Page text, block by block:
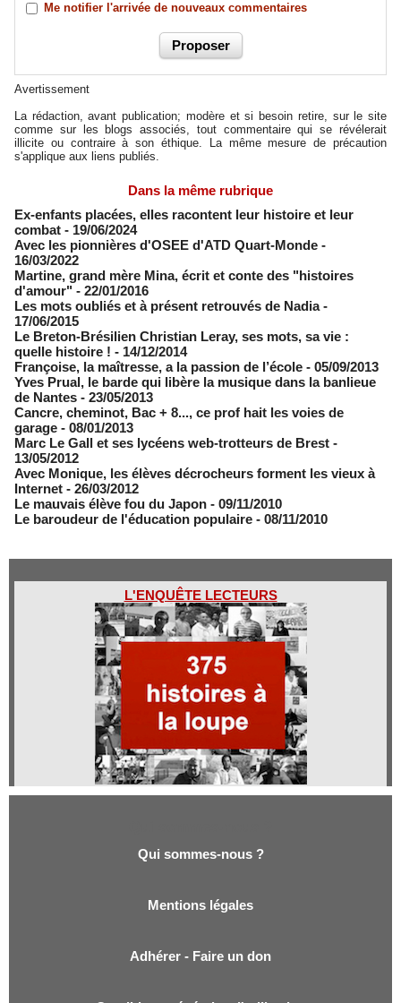
Me notifier l'arrivée de nouveaux commentaires
Avertissement
La rédaction, avant publication; modère et si besoin retire, sur le site
comme sur les blogs associés, tout commentaire qui se révélerait
illicite ou contraire à son éthique. La même mesure de précaution
s'applique aux liens publiés.
Dans la même rubrique
Ex-enfants placées, elles racontent leur histoire et leur
combat - 19/06/2024
Avec les pionnières d'OSEE d'ATD Quart-Monde -
16/03/2022
Martine, grand mère Mina, écrit et conte des "histoires
d'amour" - 22/01/2016
Les mots oubliés et à présent retrouvés de Nadia -
17/06/2015
Le Breton-Brésilien Christian Leray, ses mots, sa vie :
quelle histoire ! - 14/12/2014
Françoise, la maîtresse, a la passion de l’école - 05/09/2013
Yves Prual, le barde qui libère la musique dans la banlieue
de Nantes - 23/05/2013
Cancre, cheminot, Bac + 8..., ce prof hait les voies de
garage - 08/01/2013
Marc Le Gall et ses lycéens web-trotteurs de Brest -
13/05/2012
Avec Monique, les élèves décrocheurs forment les vieux à
Internet - 26/03/2012
Le mauvais élève fou du Japon - 09/11/2010
Le baroudeur de l'éducation populaire - 08/11/2010
L'ENQUÊTE LECTEURS
Qui sommes-nous ?
Mentions légales
Adhérer - Faire un don